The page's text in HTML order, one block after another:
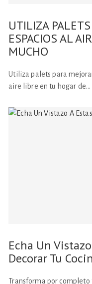
UTILIZA
ESPACIOS AL
MUCHO
Utiliza palets para
aire libre en tu hogar de…
Echa Un
Decorar Tu
Transforma por completo